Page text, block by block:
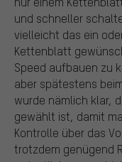
und schneller
vielleicht das ein
Kettenblatt
Speed aufbauen zu
aber spätestens
wurde nämlich klar,
gewählt ist, damit
Kontrolle über das
trotzdem genügend